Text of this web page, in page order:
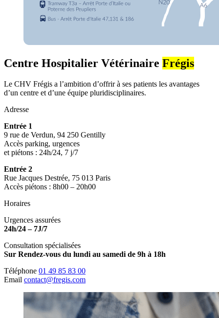
Centre Hospitalier Vétérinaire Frégis
Le CHV Frégis a l’ambition d’offrir à ses patients les avantages
d’un centre et d’une équipe pluridisciplinaires.
Adresse
Entrée 1
9 rue de Verdun, 94 250 Gentilly
Accès parking, urgences
et piétons : 24h/24, 7 j/7
Entrée 2
Rue Jacques Destrée, 75 013 Paris
Accès piétons : 8h00 – 20h00
Horaires
Urgences assurées
24h/24 – 7J/7
Consultation spécialisées
Sur Rendez-vous du lundi au samedi de 9h à 18h
Téléphone 01 49 85 83 00
Email contact@fregis.com